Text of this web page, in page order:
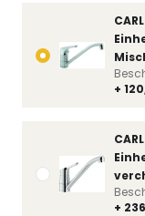
+
+